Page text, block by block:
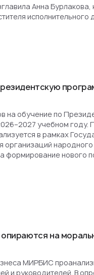
Анна Бурлакова,
исполнительного
на обучение по
учебном году.
в рамках
организаций народного
формирование нового
на
МИРБИС
и руководителей. В